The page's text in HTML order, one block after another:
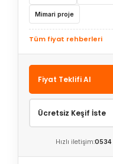
Mimari proje
Tüm fiyat rehberleri
Fiyat Teklifi Al
Ücretsiz Keşif İste
Hızlı iletişim:0534